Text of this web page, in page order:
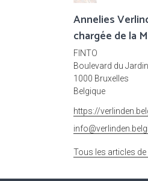
Annelies
chargée de la
FINTO
Boulevard du
1000 Bruxelles
Belgique
https://
Tous les articles